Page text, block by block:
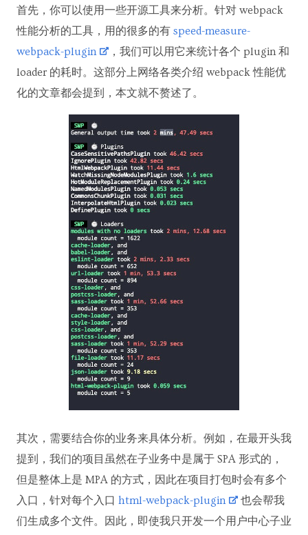
首先，你可以使用一些开源工具来分析。针对 webpack
性能分析的工具，用的很多的有 speed-measure-
webpack-plugin
，我们可以用它来统计各个 plugin 和
loader 的耗时。这部分上网络各类介绍 webpack 性能优
化的文章都会提到，本文就不赘述了。
其次，需要结合你的业务来具体分析。例如，在最开头我
提到，我们的项目虽然在子业务中是属于 SPA 形式的，
但是整体上是 MPA 的方式，因此在项目打包时会有多个
入口，针对每个入口 html-webpack-plugin
也会帮我
们生成多个文件。因此，即使我只开发一个用户中心子业